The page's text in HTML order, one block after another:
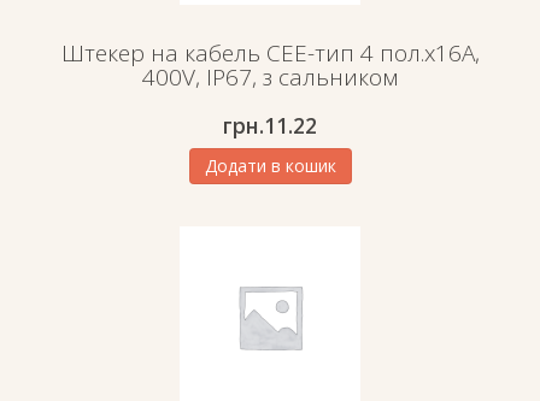
Штекер на кабель СЕЕ-тип 4 пол.х16А,
400V, IP67, з сальником
грн.11.22
Додати в кошик